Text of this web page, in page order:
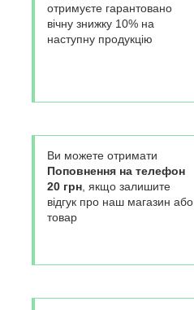
отримуєте гарантовано
вічну знижку 10% на
наступну продукцію
Ви можете отримати
Поповнення на телефон
20 грн, якщо залишите
відгук про наш магазин або
товар